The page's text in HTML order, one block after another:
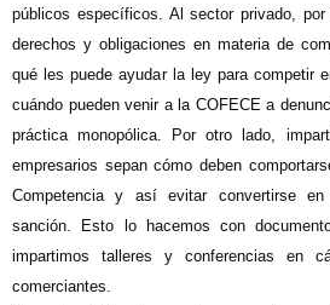
públicos específicos. Al sector privado,
derechos y obligaciones en materia de
qué les puede ayudar la ley para competir
cuándo pueden venir a la COFECE a
práctica monopólica. Por otro lado,
empresarios sepan cómo deben
Competencia y así evitar convertirse
sanción. Esto lo hacemos con
impartimos talleres y conferencias en
comerciantes.